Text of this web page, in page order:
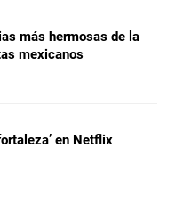
más hermosas de la
mexicanos
en Netflix